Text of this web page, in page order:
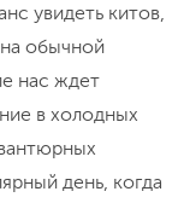
увидеть китов,
обычной
нас ждет
в холодных
день, когда